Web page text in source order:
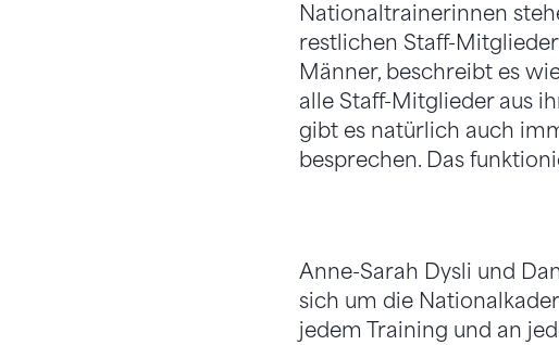
Nationaltrainerinnen
restlichen Staff-
Männer, beschreibt es
alle Staff-Mitglieder aus
gibt es natürlich auch
besprechen. Das
Anne-Sarah Dysli und
sich um die
jedem Training und an